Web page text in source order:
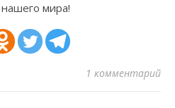
мира!
1 комментарий